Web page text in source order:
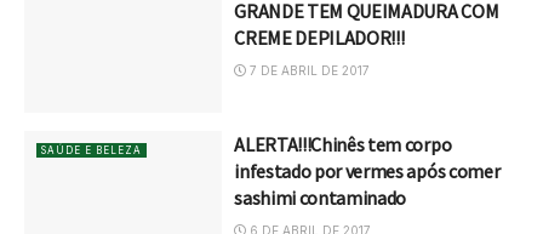
GRANDE TEM QUEIMADURA COM
CREME DEPILADOR!!!
7 DE ABRIL DE 2017
SAÚDE E BELEZA
ALERTA!!!Chinês tem corpo
infestado por vermes após comer
sashimi contaminado
6 DE ABRIL DE 2017